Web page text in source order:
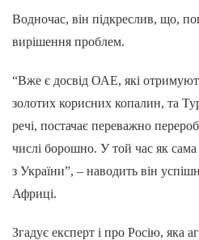
Водночас, він підкреслив, що,
вирішення проблем.
“Вже є досвід ОАЕ, які
золотих корисних копалин, та
речі, постачає переважно
числі борошно. У той час як
з України”, – наводить він
Африці.
Згадує експерт і про Росію, яка